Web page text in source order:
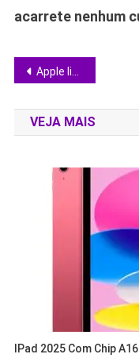
acarrete nenhum
Navegação
de
Post
Apple libera firmware 9A5304b e redefine o que esperar dos AirPods Max 2
VEJA MAIS
IPad 2025 Com Chip